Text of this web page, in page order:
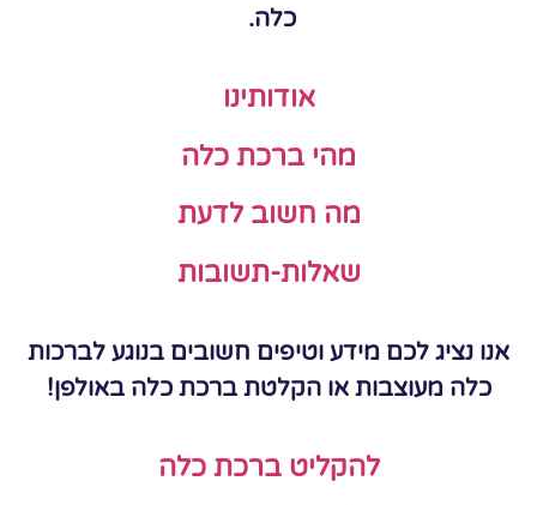
כלה.
אודותינו
מהי ברכת כלה
מה חשוב לדעת
שאלות-תשובות
אנו נציג לכם מידע וטיפים חשובים בנוגע לברכות
כלה מעוצבות או הקלטת ברכת כלה באולפן!
להקליט ברכת כלה